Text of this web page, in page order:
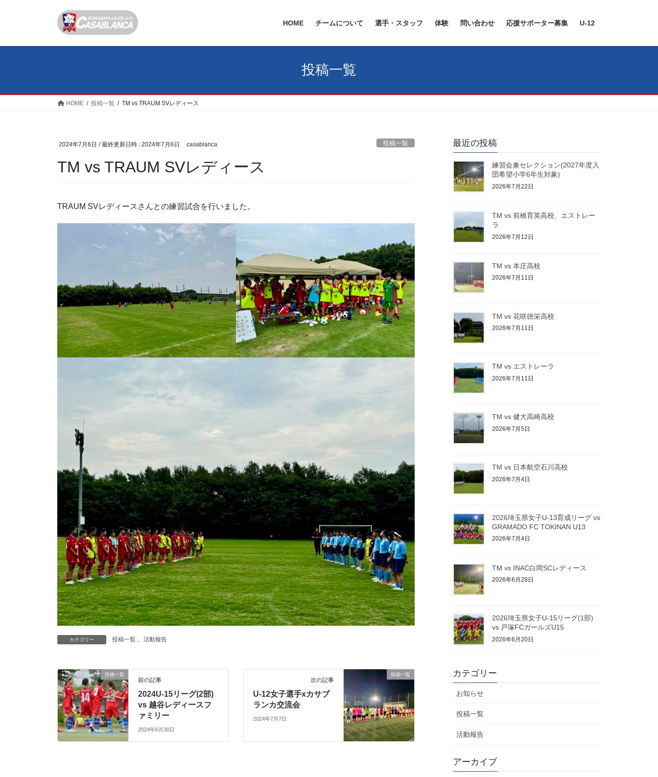
HOME チームについて 選手・スタッフ 体験 問い合わせ 応援サポーター募集 U-12
投稿一覧
HOME 投稿一覧 TM vs TRAUM SVレディース
2024年7月6日 / 最終更新日時 : 2024年7月6日 casablanca 投稿一覧
TM vs TRAUM SVレディース
TRAUM SVレディースさんとの練習試合を行いました。
カテゴリー 投稿一覧 活動報告
投稿一覧
前の記事
2024U-15リーグ(2部)
vs 越谷レディースフ
ァミリー
2024年6月30日
投稿一覧
次の記事
U-12女子選手xカサブ
ランカ交流会
2024年7月7日
最近の投稿
練習会兼セレクション(2027年度入
団希望小学6年生対象)
2026年7月22日
TM vs 前橋育英高校、エストレー
ラ
2026年7月12日
TM vs 本庄高校
2026年7月11日
TM vs 花咲徳栄高校
2026年7月11日
TM vs エストレーラ
2026年7月11日
TM vs 健大高崎高校
2026年7月5日
TM vs 日本航空石川高校
2026年7月4日
2026埼玉県女子U-13育成リーグ vs
GRAMADO FC TOKINAN U13
2026年7月4日
TM vs INAC白岡SCレディース
2026年6月28日
2026埼玉県女子U-15リーグ(1部)
vs 戸塚FCガールズU15
2026年6月20日
カテゴリー
お知らせ
投稿一覧
活動報告
アーカイブ